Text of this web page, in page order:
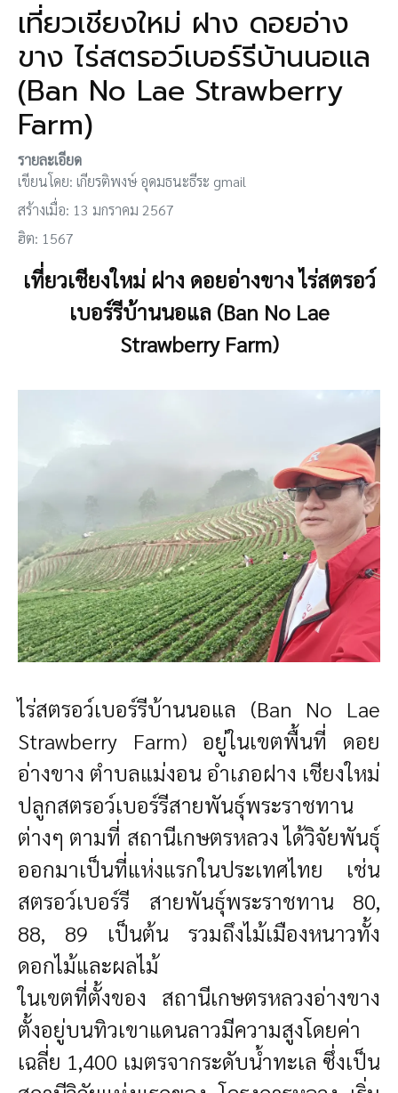
เที่ยวเชียงใหม่ ฝาง ดอยอ่าง
ขาง ไร่สตรอว์เบอร์รีบ้านนอแล
(Ban No Lae Strawberry
Farm)
รายละเอียด
เขียนโดย: เกียรติพงษ์ อุดมธนะธีระ gmail
สร้างเมื่อ: 13 มกราคม 2567
ฮิต: 1567
เที่ยวเชียงใหม่ ฝาง ดอยอ่างขาง ไร่สตรอว์
เบอร์รีบ้านนอแล (Ban No Lae
Strawberry Farm)
ไร่สตรอว์เบอร์รีบ้านนอแล (Ban No Lae
Strawberry Farm) อยู่ในเขตพื้นที่ ดอย
อ่างขาง ตำบลแม่งอน อำเภอฝาง เชียงใหม่
ปลูกสตรอว์เบอร์รีสายพันธุ์พระราชทาน
ต่างๆ ตามที่ สถานีเกษตรหลวง ได้วิจัยพันธุ์
ออกมาเป็นที่แห่งแรกในประเทศไทย เช่น
สตรอว์เบอร์รี สายพันธุ์พระราชทาน 80,
88, 89 เป็นต้น รวมถึงไม้เมืองหนาวทั้ง
ดอกไม้และผลไม้
ในเขตที่ตั้งของ สถานีเกษตรหลวงอ่างขาง
ตั้งอยู่บนทิวเขาแดนลาวมีความสูงโดยค่า
เฉลี่ย 1,400 เมตรจากระดับน้ำทะเล ซึ่งเป็น